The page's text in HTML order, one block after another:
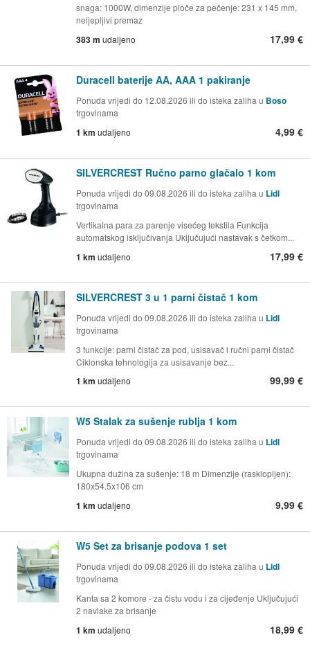
snaga: 1000W, dimenzije ploče za pečenje: 231 x 145 mm,
neljepljivi premaz
383 m udaljeno 17,99 €
Duracell baterije AA, AAA 1 pakiranje
Ponuda vrijedi do 12.08.2026 ili do isteka zaliha u Boso
trgovinama
1 km udaljeno 4,99 €
SILVERCREST Ručno parno glačalo 1 kom
Ponuda vrijedi do 09.08.2026 ili do isteka zaliha u Lidl
trgovinama
Vertikalna para za parenje visećeg tekstila Funkcija
automatskog isključivanja Uključujući nastavak s četkom...
1 km udaljeno 17,99 €
SILVERCREST 3 u 1 parni čistač 1 kom
Ponuda vrijedi do 09.08.2026 ili do isteka zaliha u Lidl
trgovinama
3 funkcije: parni čistač za pod, usisavač i ručni parni čistač
Ciklonska tehnologija za usisavanje bez...
1 km udaljeno 99,99 €
W5 Stalak za sušenje rublja 1 kom
Ponuda vrijedi do 09.08.2026 ili do isteka zaliha u Lidl
trgovinama
Ukupna dužina za sušenje: 18 m Dimenzije (rasklopljen):
180x54.5x106 cm
1 km udaljeno 9,99 €
W5 Set za brisanje podova 1 set
Ponuda vrijedi do 09.08.2026 ili do isteka zaliha u Lidl
trgovinama
Kanta sa 2 komore - za čistu vodu i za cijeđenje Uključujući
2 navlake za brisanje
1 km udaljeno 18,99 €